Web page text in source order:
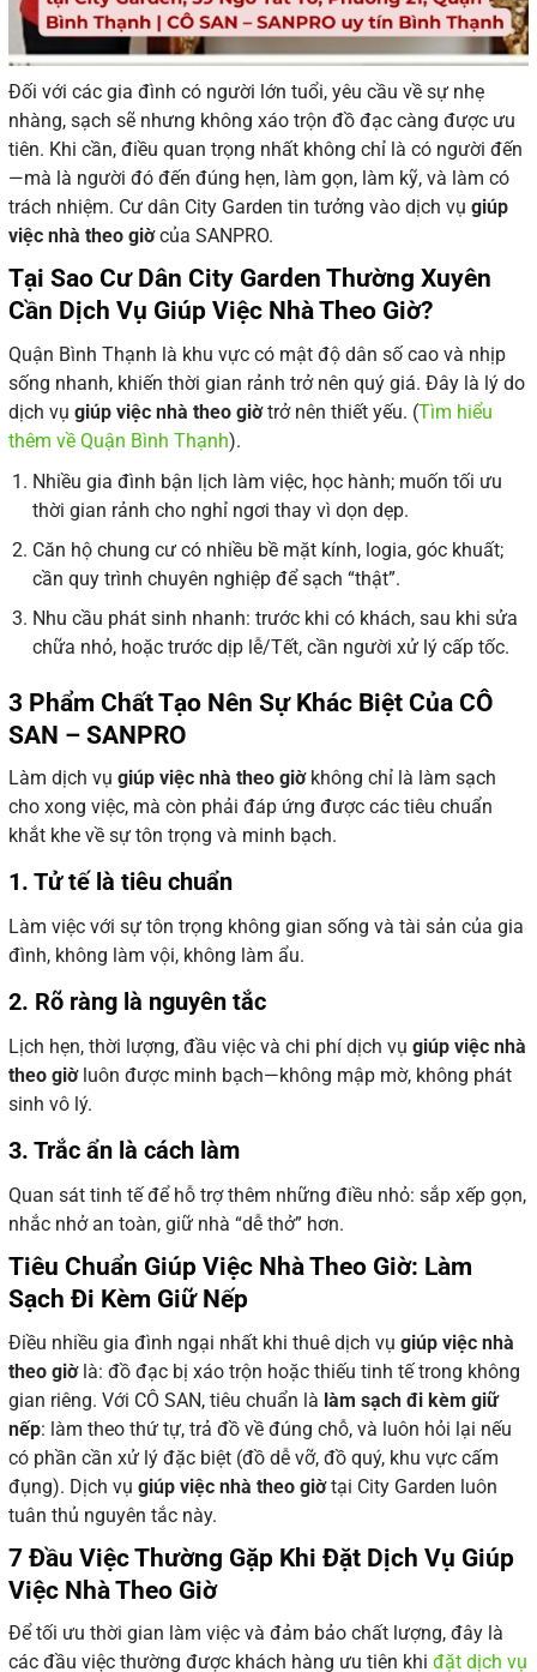
Đối với các gia đình có người lớn tuổi, yêu cầu về sự nhẹ
nhàng, sạch sẽ nhưng không xáo trộn đồ đạc càng được ưu
tiên. Khi cần, điều quan trọng nhất không chỉ là có người đến
—mà là người đó đến đúng hẹn, làm gọn, làm kỹ, và làm có
trách nhiệm. Cư dân City Garden tin tưởng vào dịch vụ giúp
việc nhà theo giờcủa SANPRO.
Tại Sao Cư Dân City Garden Thường Xuyên
Cần Dịch Vụ Giúp Việc Nhà Theo Giờ?
Quận Bình Thạnh là khu vực có mật độ dân số cao và nhịp
sống nhanh, khiến thời gian rảnh trở nên quý giá. Đây là lý do
dịch vụ giúp việc nhà theo giờtrở nên thiết yếu. (Tìm hiểu
thêm về Quận Bình Thạnh).
Nhiều gia đình bận lịch làm việc, học hành; muốn tối ưu
thời gian rảnh cho nghỉ ngơi thay vì dọn dẹp.
Căn hộ chung cư có nhiều bề mặt kính, logia, góc khuất;
cần quy trình chuyên nghiệp để sạch “thật”.
Nhu cầu phát sinh nhanh: trước khi có khách, sau khi sửa
chữa nhỏ, hoặc trước dịp lễ/Tết, cần người xử lý cấp tốc.
3 Phẩm Chất Tạo Nên Sự Khác Biệt Của CÔ
SAN – SANPRO
Làm dịch vụ giúp việc nhà theo giờkhông chỉ là làm sạch
cho xong việc, mà còn phải đáp ứng được các tiêu chuẩn
khắt khe về sự tôn trọng và minh bạch.
1. Tử tế là tiêu chuẩn
Làm việc với sự tôn trọng không gian sống và tài sản của gia
đình, không làm vội, không làm ẩu.
2. Rõ ràng là nguyên tắc
Lịch hẹn, thời lượng, đầu việc và chi phí dịch vụ giúp việc nhà
theo giờluôn được minh bạch—không mập mờ, không phát
sinh vô lý.
3. Trắc ẩn là cách làm
Quan sát tinh tế để hỗ trợ thêm những điều nhỏ: sắp xếp gọn,
nhắc nhở an toàn, giữ nhà “dễ thở” hơn.
Tiêu Chuẩn Giúp Việc Nhà Theo Giờ: Làm
Sạch Đi Kèm Giữ Nếp
Điều nhiều gia đình ngại nhất khi thuê dịch vụ giúp việc nhà
theo giờlà: đồ đạc bị xáo trộn hoặc thiếu tinh tế trong không
gian riêng. Với CÔ SAN, tiêu chuẩn là làm sạch đi kèm giữ
nếp: làm theo thứ tự, trả đồ về đúng chỗ, và luôn hỏi lại nếu
có phần cần xử lý đặc biệt (đồ dễ vỡ, đồ quý, khu vực cấm
đụng). Dịch vụ giúp việc nhà theo giờtại City Garden luôn
tuân thủ nguyên tắc này.
7 Đầu Việc Thường Gặp Khi Đặt Dịch Vụ Giúp
Việc Nhà Theo Giờ
Để tối ưu thời gian làm việc và đảm bảo chất lượng, đây là
các đầu việc thường được khách hàng ưu tiên khi đặt dịch vụ